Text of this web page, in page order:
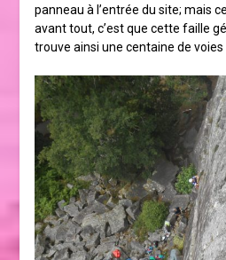
panneau à l’entrée du site; mais
avant tout, c’est que cette faille
trouve ainsi une centaine de